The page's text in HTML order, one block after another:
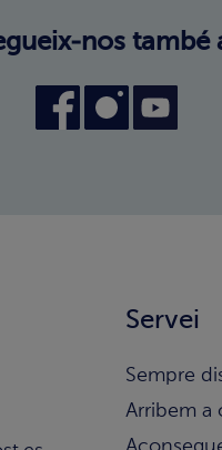
Servei
Sempre
Arribem a
nos també